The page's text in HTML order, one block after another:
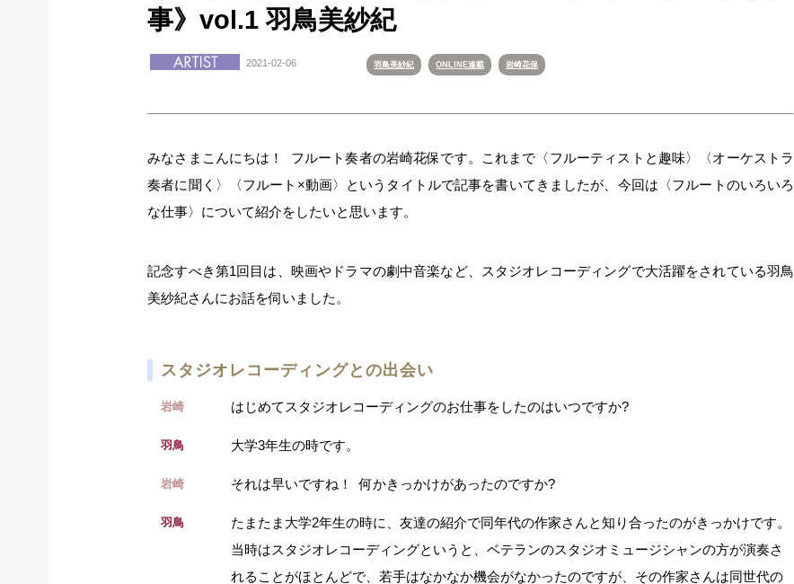
事》vol.1 羽鳥美紗紀
2021-02-06 羽鳥美紗紀 ONLINE連載 岩崎花保
みなさまこんにちは！ フルート奏者の岩崎花保です。これまで〈フルーティストと趣味〉〈オーケストラ
奏者に聞く〉〈フルート×動画〉というタイトルで記事を書いてきましたが、今回は〈フルートのいろいろ
な仕事〉について紹介をしたいと思います。
記念すべき第1回目は、映画やドラマの劇中音楽など、スタジオレコーディングで大活躍をされている羽鳥
美紗紀さんにお話を伺いました。
スタジオレコーディングとの出会い
岩崎 はじめてスタジオレコーディングのお仕事をしたのはいつですか?
羽鳥 大学3年生の時です。
岩崎 それは早いですね！ 何かきっかけがあったのですか?
羽鳥
たまたま大学2年生の時に、友達の紹介で同年代の作家さんと知り合ったのがきっかけです。
当時はスタジオレコーディングというと、ベテランのスタジオミュージシャンの方が演奏さ
れることがほとんどで、若手はなかなか機会がなかったのですが、その作家さんは同世代の